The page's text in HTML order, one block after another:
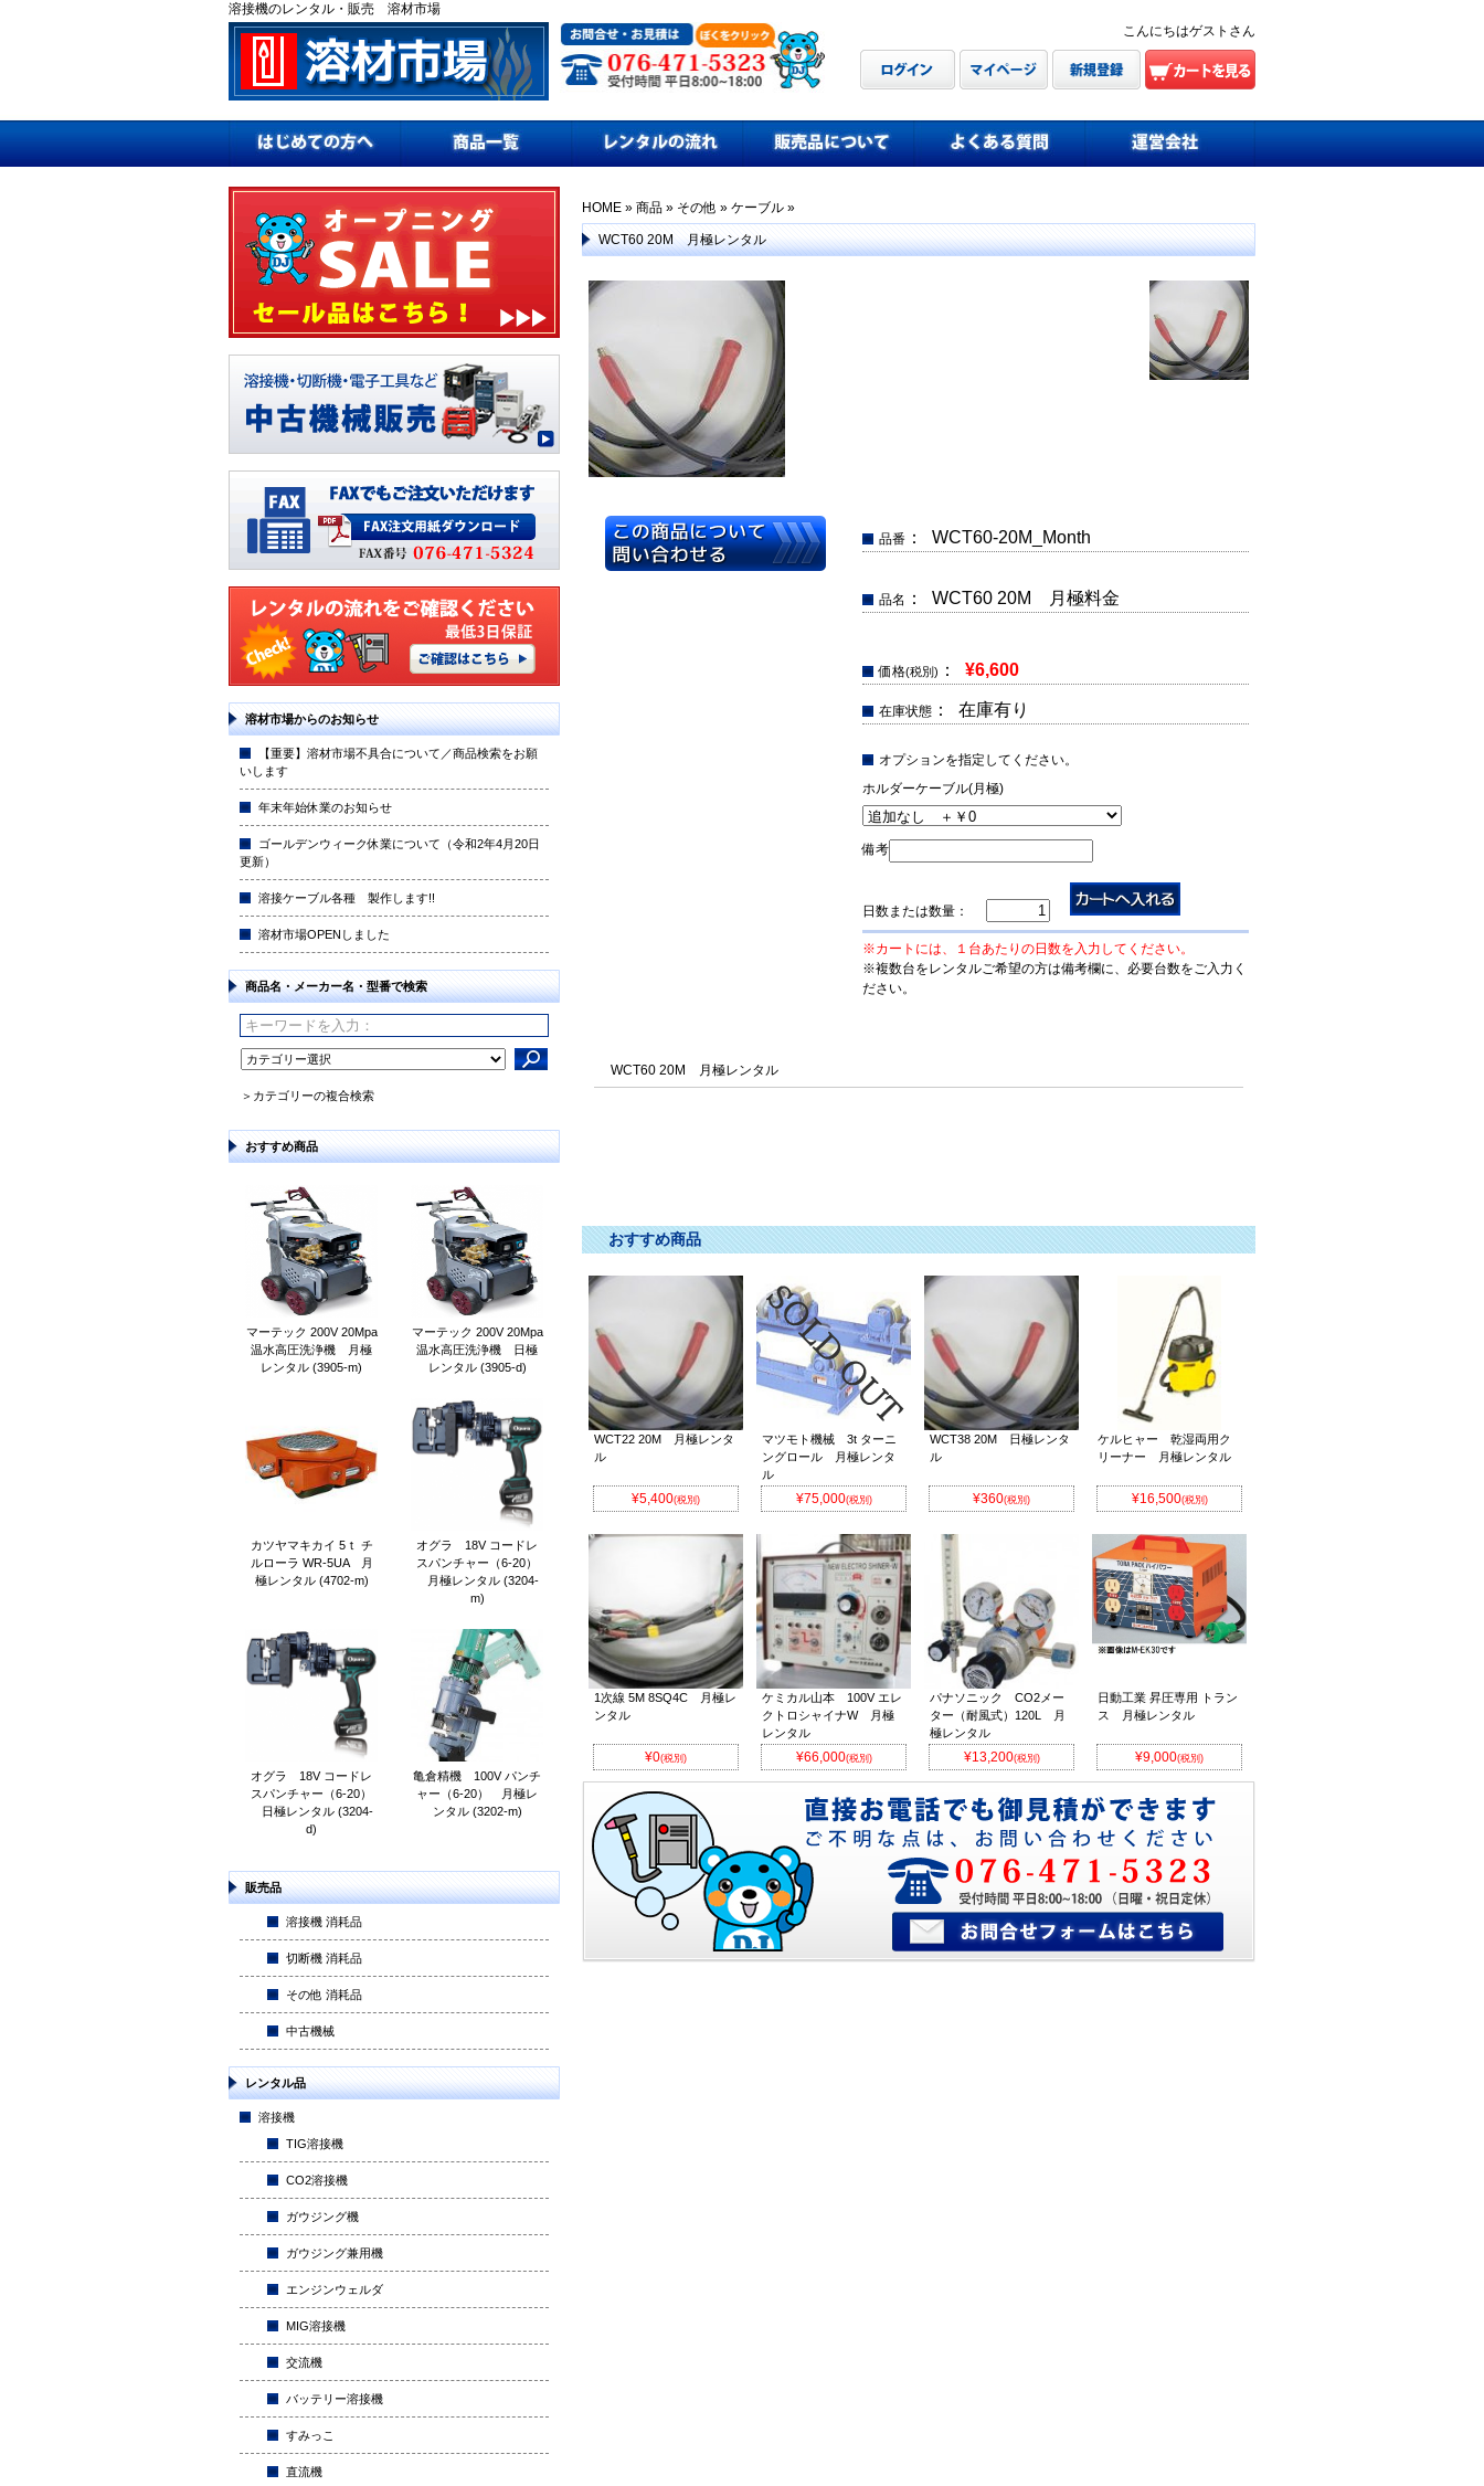
溶接機のレンタル・販売 溶材市場
こんにちはゲストさん
溶材市場からのお知らせ
【重要】溶材市場不具合について／商品検索をお願
いします
年末年始休業のお知らせ
ゴールデンウィーク休業について（令和2年4月20日
更新）
溶接ケーブル各種 製作します!!
溶材市場OPENしました
商品名・メーカー名・型番で検索
＞カテゴリーの複合検索
おすすめ商品
マーテック 200V 20Mpa
温水高圧洗浄機 月極
レンタル (3905-m)
マーテック 200V 20Mpa
温水高圧洗浄機 日極
レンタル (3905-d)
カツヤマキカイ 5ｔ チ
ルローラ WR-5UA 月
極レンタル (4702-m)
オグラ 18V コードレ
スパンチャー（6-20）
月極レンタル (3204-
m)
オグラ 18V コードレ
スパンチャー（6-20）
日極レンタル (3204-
d)
亀倉精機 100V パンチ
ャー（6-20） 月極レ
ンタル (3202-m)
販売品
溶接機 消耗品
切断機 消耗品
その他 消耗品
中古機械
レンタル品
溶接機
TIG溶接機
CO2溶接機
ガウジング機
ガウジング兼用機
エンジンウェルダ
MIG溶接機
交流機
バッテリー溶接機
すみっこ
直流機
HOME » 商品 » その他 » ケーブル »
WCT60 20M 月極レンタル
品番： WCT60-20M_Month
品名 ： WCT60 20M 月極料金
価格(税別) ： ¥6,600
在庫状態： 在庫有り
オプションを指定してください。
ホルダーケーブル(月極)
備考
日数または数量：
※カートには、１台あたりの日数を入力してください。
※複数台をレンタルご希望の方は備考欄に、必要台数をご入力く
ださい。
WCT60 20M 月極レンタル
おすすめ商品
WCT22 20M 月極レンタ
ル
¥5,400(税別)
マツモト機械 3t ターニ
ングロール 月極レンタ
ル
¥75,000(税別)
WCT38 20M 日極レンタ
ル
¥360(税別)
ケルヒャー 乾湿両用ク
リーナー 月極レンタル
¥16,500(税別)
1次線 5M 8SQ4C 月極レ
ンタル
¥0(税別)
ケミカル山本 100V エレ
クトロシャイナW 月極
レンタル
¥66,000(税別)
パナソニック CO2メー
ター（耐風式）120L 月
極レンタル
¥13,200(税別)
日動工業 昇圧専用 トラン
ス 月極レンタル
¥9,000(税別)